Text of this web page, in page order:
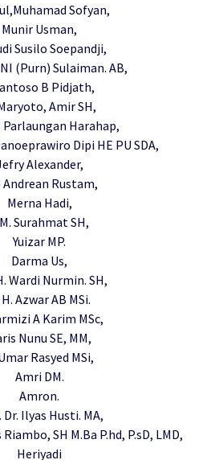
Sofyan,
Munir Usman,
Susilo Soepandji,
(Purn) Sulaiman. AB,
B Pidjath,
Amir SH,
Parlaungan Harahap,
Dipi HE PU SDA,
Alexander,
Andrean Rustam,
Merna Hadi,
Surahmat SH,
Yuizar MP.
Darma Us,
Wardi Nurmin. SH,
Azwar AB MSi.
A Karim MSc,
Nunu SE, MM,
Rasyed MSi,
Amri DM.
Amron.
Dr. Ilyas Husti. MA,
SH M.Ba P.hd, P.sD, LMD,
Heriyadi